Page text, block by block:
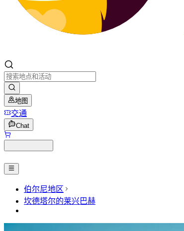
地图
交通
Chat
伯尔尼地区
坎德塔尔的莱兴巴赫